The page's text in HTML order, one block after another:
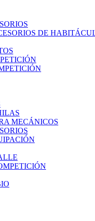
DE
MECÁNICOS